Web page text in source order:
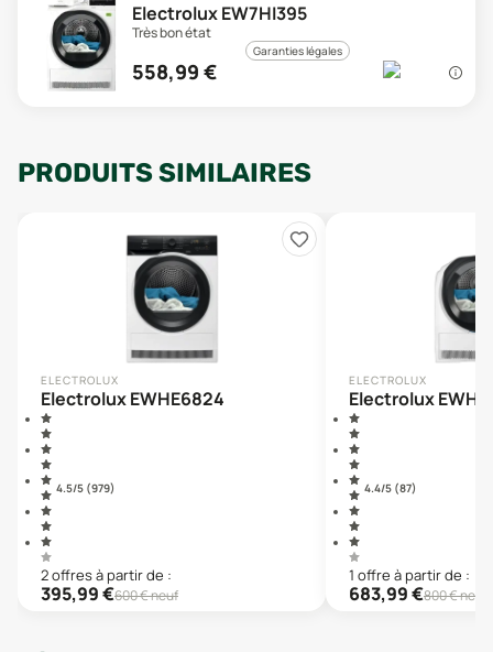
Electrolux EW7HI395
Très bon état
Garanties légales
558,99 €
PRODUITS SIMILAIRES
ELECTROLUX
Electrolux EWHE6824
4.5/5 (979)
2offresà partir de :
395,99€600€ neuf
ELECTROLUX
Electrolux
4.4/5 (87)
1 offre à partir de :
683,99€800€ neuf